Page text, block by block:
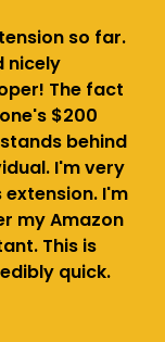
so far.
nicely
The fact
$200
behind
I'm very
I'm
my Amazon
This is
quick.